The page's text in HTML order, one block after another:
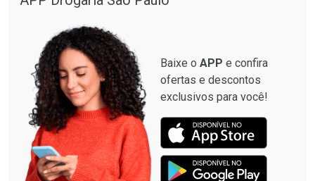
Por R$ 664,02/cada
Baixe o APP e confira
ofertas e descontos
exclusivos para você!